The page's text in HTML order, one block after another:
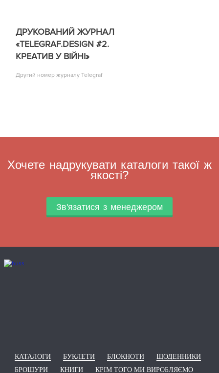
ДРУКОВАНИЙ ЖУРНАЛ
«TELEGRAF.DESIGN #2.
КРЕАТИВ У ВІЙНІ»
Другий номер журналу Telegraf
Хочете надрукувати каталоги такої ж
якості?
Зв'язатися з менеджером
КАТАЛОГИ БУКЛЕТИ БЛОКНОТИ
ЩОДЕННИКИ
БРОШУРИ
КНИГИ КРІМ ТОГО МИ ВИРОБЛЯЄМО